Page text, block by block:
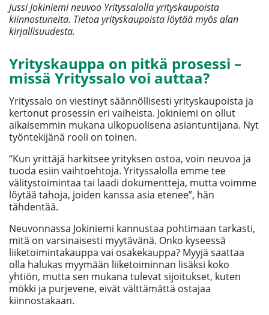
Jussi Jokiniemi neuvoo Yrityssalolla yrityskaupoista
kiinnostuneita. Tietoa yrityskaupoista löytää myös alan
kirjallisuudesta.
Yrityskauppa on pitkä prosessi –
missä Yrityssalo voi auttaa?
Yrityssalo on viestinyt säännöllisesti yrityskaupoista ja
kertonut prosessin eri vaiheista. Jokiniemi on ollut
aikaisemmin mukana ulkopuolisena asiantuntijana. Nyt
työntekijänä rooli on toinen.
“Kun yrittäjä harkitsee yrityksen ostoa, voin neuvoa ja
tuoda esiin vaihtoehtoja. Yrityssalolla emme tee
välitystoimintaa tai laadi dokumentteja, mutta voimme
löytää tahoja, joiden kanssa asia etenee”, hän
tähdentää.
Neuvonnassa Jokiniemi kannustaa pohtimaan tarkasti,
mitä on varsinaisesti myytävänä. Onko kyseessä
liiketoimintakauppa vai osakekauppa? Myyjä saattaa
olla halukas myymään liiketoiminnan lisäksi koko
yhtiön, mutta sen mukana tulevat sijoitukset, kuten
mökki ja purjevene, eivät välttämättä ostajaa
kiinnostakaan.